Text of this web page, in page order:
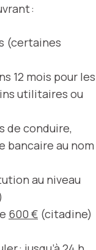
:
(certaines
12 mois pour les
utilitaires ou
de conduire,
bancaire au nom
au niveau
600 € (citadine)